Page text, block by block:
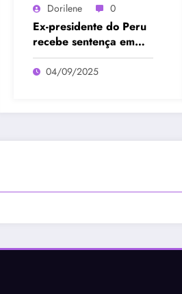
Dorilene 0
Ex-presidente do Peru
recebe sentença em
caso Odebrecht
04/09/2025